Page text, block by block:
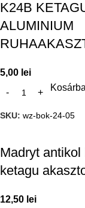
K24B
ALUMINIUM
5,00 lei
SKU: wz-bok-24-05
Madryt antikol
ketagu
12,50 lei